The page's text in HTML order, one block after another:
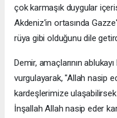
çok karmaşık duygular
Akdeniz'in ortasında
rüya gibi olduğunu dile
Demir, amaçlarının
vurgulayarak, "Allah nasip
kardeşlerimize
İnşallah Allah nasip eder